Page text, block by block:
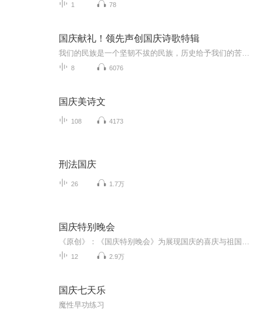
1 78
国庆献礼！领先声创国庆诗歌特辑
8 6076
国庆美诗文
108 4173
刑法国庆
26 1.7万
国庆特别晚会
12 2.9万
国庆七天乐
魔性早功练习